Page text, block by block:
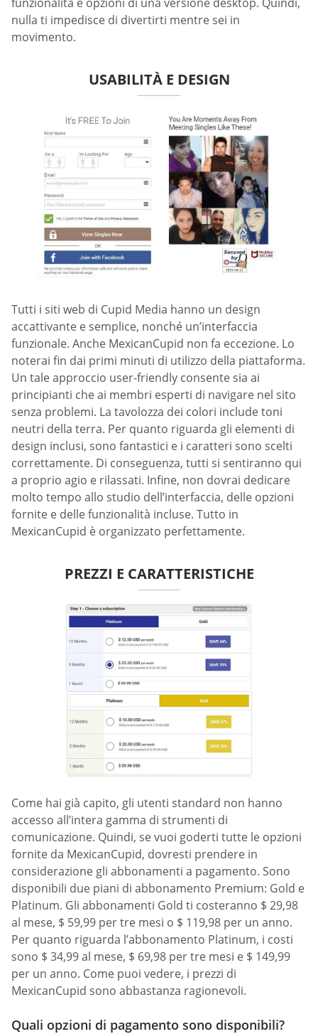
funzionalità e opzioni di una versione desktop. Quindi,
nulla ti impedisce di divertirti mentre sei in
movimento.
USABILITÀ E DESIGN
Tutti i siti web di Cupid Media hanno un design
accattivante e semplice, nonché un’interfaccia
funzionale. Anche MexicanCupid non fa eccezione. Lo
noterai fin dai primi minuti di utilizzo della piattaforma.
Un tale approccio user-friendly consente sia ai
principianti che ai membri esperti di navigare nel sito
senza problemi. La tavolozza dei colori include toni
neutri della terra. Per quanto riguarda gli elementi di
design inclusi, sono fantastici e i caratteri sono scelti
correttamente. Di conseguenza, tutti si sentiranno qui
a proprio agio e rilassati. Infine, non dovrai dedicare
molto tempo allo studio dell’interfaccia, delle opzioni
fornite e delle funzionalità incluse. Tutto in
MexicanCupid è organizzato perfettamente.
PREZZI E CARATTERISTICHE
Come hai già capito, gli utenti standard non hanno
accesso all’intera gamma di strumenti di
comunicazione. Quindi, se vuoi goderti tutte le opzioni
fornite da MexicanCupid, dovresti prendere in
considerazione gli abbonamenti a pagamento. Sono
disponibili due piani di abbonamento Premium: Gold e
Platinum. Gli abbonamenti Gold ti costeranno $ 29,98
al mese, $ 59,99 per tre mesi o $ 119,98 per un anno.
Per quanto riguarda l’abbonamento Platinum, i costi
sono $ 34,99 al mese, $ 69,98 per tre mesi e $ 149,99
per un anno. Come puoi vedere, i prezzi di
MexicanCupid sono abbastanza ragionevoli.
Quali opzioni di pagamento sono disponibili?